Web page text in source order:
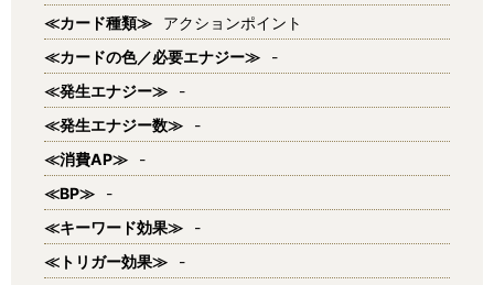
≪カード種類≫
アクションポイント
≪カードの色／必要エナジー≫
-
≪発生エナジー≫
-
≪発生エナジー数≫
-
≪消費AP≫
-
≪BP≫
-
≪キーワード効果≫
-
≪トリガー効果≫
-